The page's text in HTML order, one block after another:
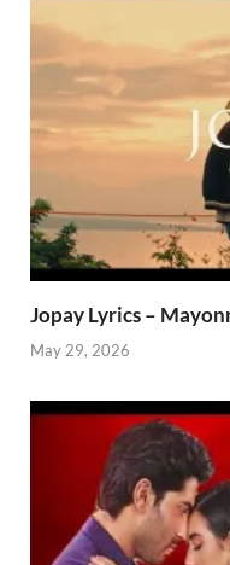
Jopay Lyrics –
May 29, 2026